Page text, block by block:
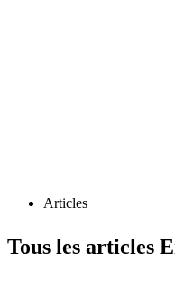
Articles
Tous les articles